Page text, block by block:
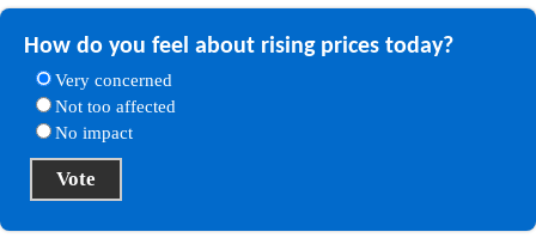
How do you feel about rising prices today?
Very concerned
Not too affected
No impact